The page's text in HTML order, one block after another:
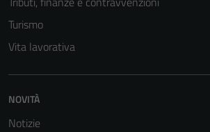
Turismo
Vita lavorativa
NOVITÀ
Notizie